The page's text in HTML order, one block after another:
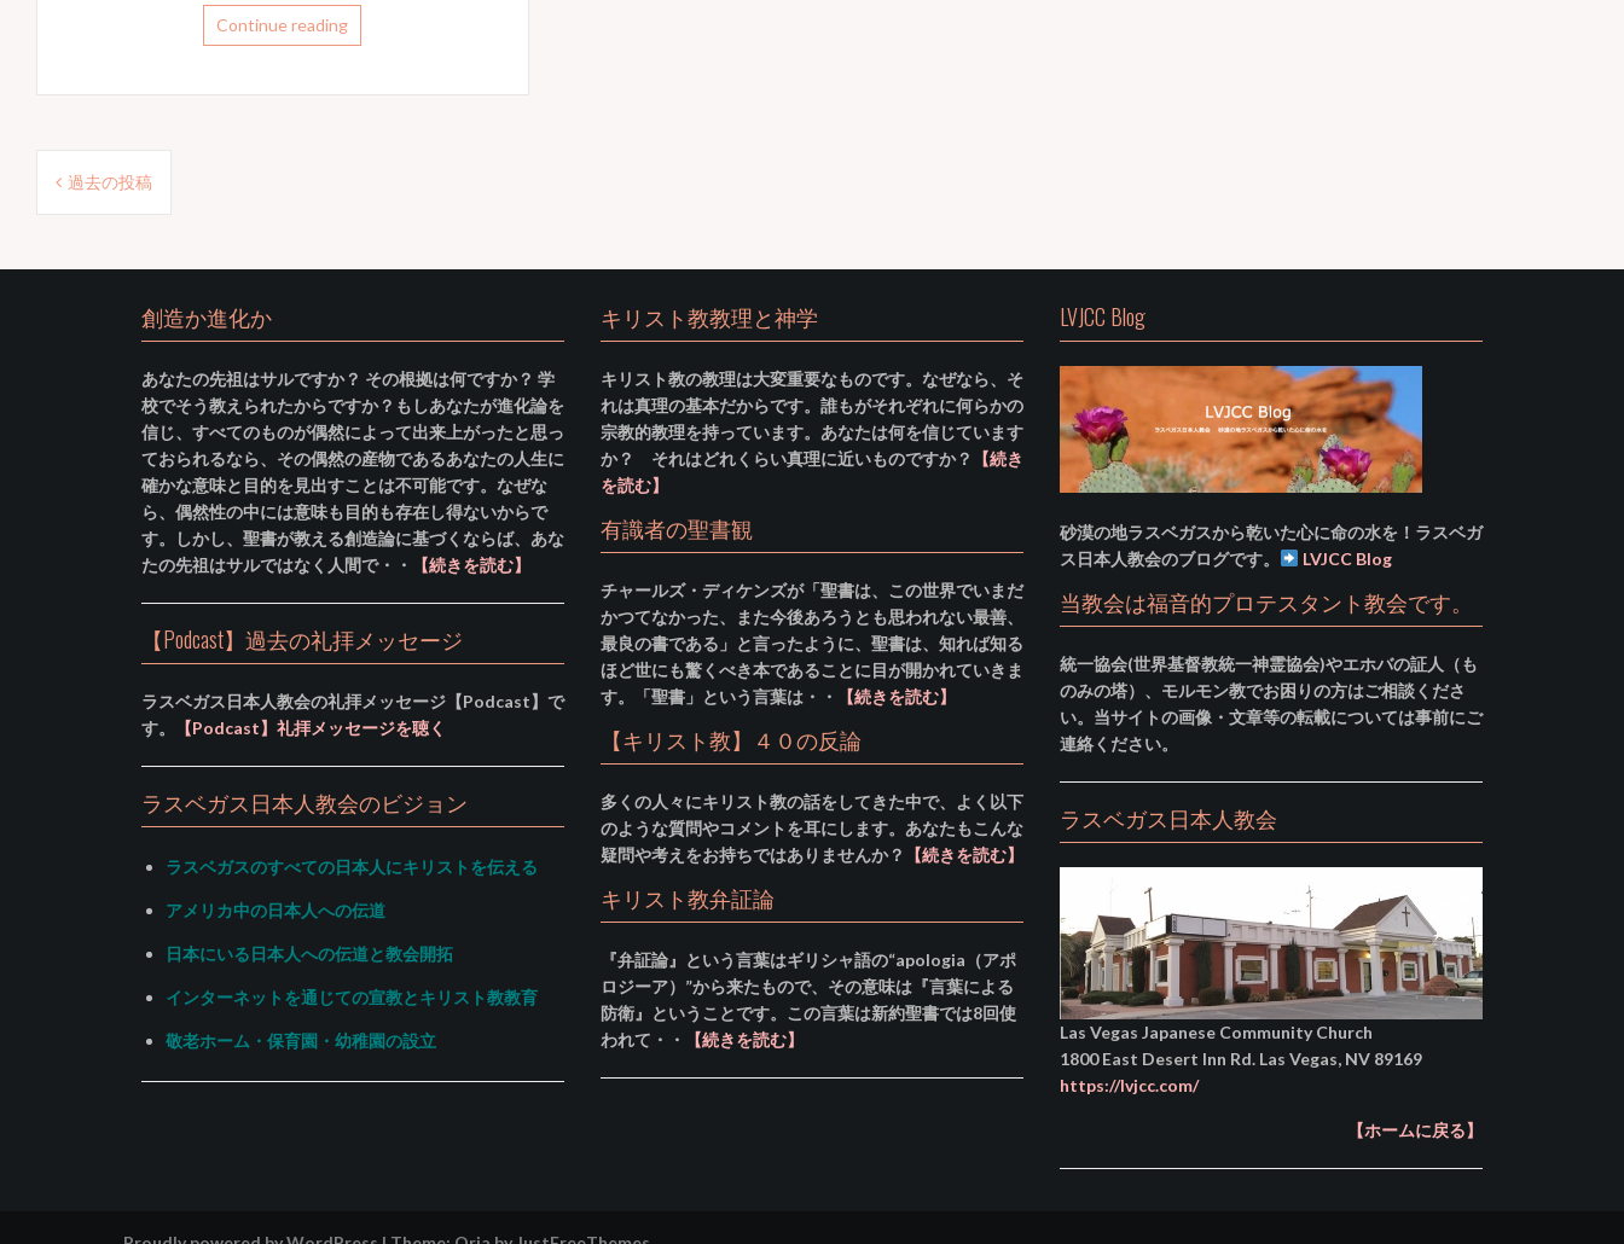
Continue reading
投
稿
ビ
過去の投稿
創造か進化か
あなたの先祖はサルですか？ その根拠は何ですか？ 学
校でそう教えられたからですか？もしあなたが進化論を
信じ、すべてのものが偶然によって出来上がったと思っ
ておられるなら、その偶然の産物であるあなたの人生に
確かな意味と目的を見出すことは不可能です。なぜな
ら、偶然性の中には意味も目的も存在し得ないからで
す。しかし、聖書が教える創造論に基づくならば、あな
たの先祖はサルではなく人間で・・
【続きを読む】
【Podcast】過去の礼拝メッセージ
ラスベガス日本人教会の礼拝メッセージ【Podcast】で
す。
【Podcast】礼拝メッセージを聴く
ラスベガス日本人教会のビジョン
ラスベガスのすべての日本人にキリストを伝える
アメリカ中の日本人への伝道
日本にいる日本人への伝道と教会開拓
インターネットを通じての宣教とキリスト教教育
敬老ホーム・保育園・幼稚園の設立
キリスト教教理と神学
キリスト教の教理は大変重要なものです。なぜなら、そ
れは真理の基本だからです。誰もがそれぞれに何らかの
宗教的教理を持っています。あなたは何を信じています
か？ それはどれくらい真理に近いものですか？
【続き
を読む】
有識者の聖書観
チャールズ・ディケンズが「聖書は、この世界でいまだ
かつてなかった、また今後あろうとも思われない最善、
最良の書である」と言ったように、聖書は、知れば知る
ほど世にも驚くべき本であることに目が開かれていきま
す。「聖書」という言葉は・・
【続きを読む】
【キリスト教】４０の反論
多くの人々にキリスト教の話をしてきた中で、よく以下
のような質問やコメントを耳にします。あなたもこんな
疑問や考えをお持ちではありませんか？
【続きを読む】
キリスト教弁証論
『弁証論』という言葉はギリシャ語の“apologia（アポ
ロジーア）”から来たもので、その意味は『言葉による
防衛』ということです。この言葉は新約聖書では8回使
われて・・
【続きを読む】
LVJCC Blog
砂漠の地ラスベガスから乾いた心に命の水を！ラスベガ
ス日本人教会のブログです。
LVJCC Blog
当教会は福音的プロテスタント教会です。
統一協会(世界基督教統一神霊協会)やエホバの証人（も
のみの塔）、モルモン教でお困りの方はご相談くださ
い。当サイトの画像・文章等の転載については事前にご
連絡ください。
ラスベガス日本人教会
Las Vegas Japanese Community Church
1800 East Desert Inn Rd. Las Vegas, NV 89169
https://lvjcc.com/
【ホームに戻る】